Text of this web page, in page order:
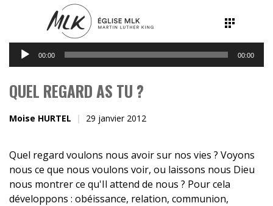
Lecteur
audio
00:00 00:00
QUEL REGARD AS TU ?
Moise HURTEL 29 janvier 2012
Quel regard voulons nous avoir sur nos vies ? Voyons
nous ce que nous voulons voir, ou laissons nous Dieu
nous montrer ce qu'Il attend de nous ? Pour cela
développons : obéissance, relation, communion,